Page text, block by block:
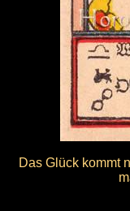
Das Glück kommt